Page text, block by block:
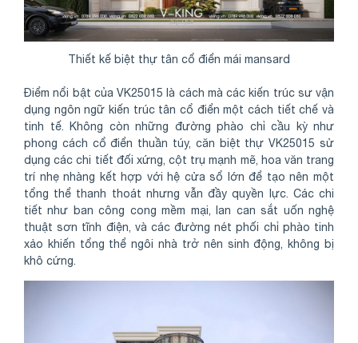
Thiết kế biệt thự tân cổ điển mái mansard
Điểm nổi bật của VK25015 là cách mà các kiến trúc sư vận
dụng ngôn ngữ kiến trúc tân cổ điển một cách tiết chế và
tinh tế. Không còn những đường phào chỉ cầu kỳ như
phong cách cổ điển thuần túy, căn biệt thự VK25015 sử
dụng các chi tiết đối xứng, cột trụ mạnh mẽ, hoa văn trang
trí nhẹ nhàng kết hợp với hệ cửa sổ lớn để tạo nên một
tổng thể thanh thoát nhưng vẫn đầy quyền lực. Các chi
tiết như ban công cong mềm mại, lan can sắt uốn nghệ
thuật sơn tĩnh điện, và các đường nét phối chỉ phào tinh
xảo khiến tổng thể ngôi nhà trở nên sinh động, không bị
khô cứng.